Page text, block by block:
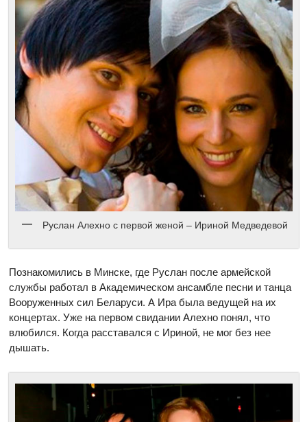
Руслан Алехно с первой женой – Ириной Медведевой
Познакомились в Минске, где Руслан после армейской
службы работал в Академическом ансамбле песни и танца
Вооруженных сил Беларуси. А Ира была ведущей на их
концертах. Уже на первом свидании Алехно понял, что
влюбился. Когда расставался с Ириной, не мог без нее
дышать.